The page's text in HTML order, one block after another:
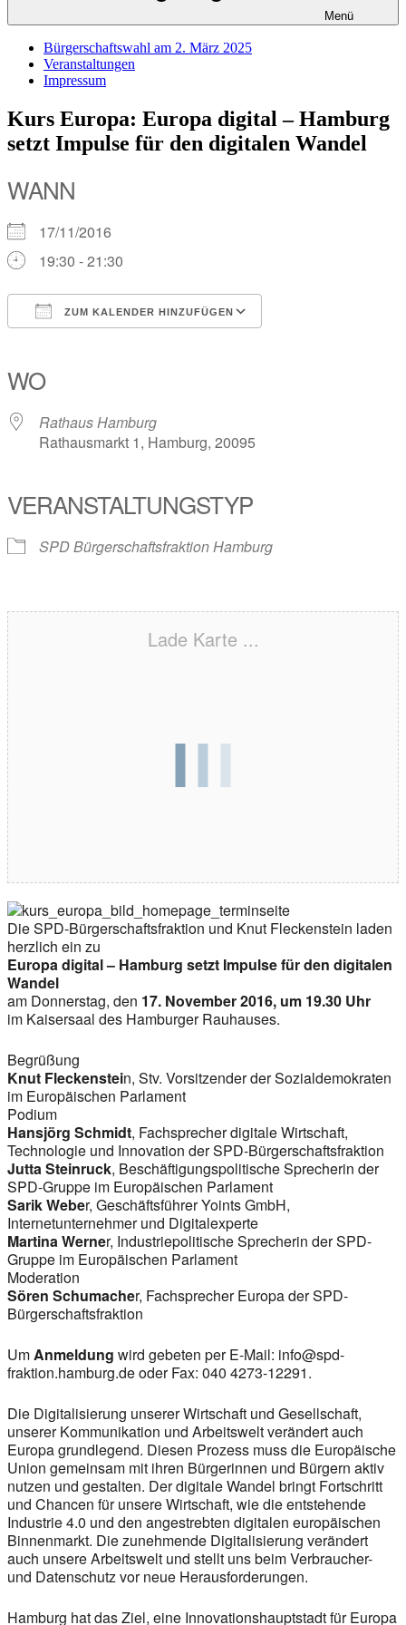
Menü
Bürgerschaftswahl am 2. März 2025
Veranstaltungen
Impressum
Kurs Europa: Europa digital – Hamburg
setzt Impulse für den digitalen Wandel
WANN
17/11/2016
19:30 - 21:30
ZUM KALENDER HINZUFÜGEN
WO
Rathaus Hamburg
Rathausmarkt 1, Hamburg, 20095
VERANSTALTUNGSTYP
SPD Bürgerschaftsfraktion Hamburg
Lade Karte ...
Die SPD-Bürgerschaftsfraktion und Knut Fleckenstein laden
herzlich ein zu
Europa digital – Hamburg setzt Impulse für den digitalen
Wandel
am Donnerstag, den 17. November 2016, um 19.30 Uhr
im Kaisersaal des Hamburger Rauhauses.
Begrüßung
Knut Fleckenstein, Stv. Vorsitzender der Sozialdemokraten
im Europäischen Parlament
Podium
Hansjörg Schmidt, Fachsprecher digitale Wirtschaft,
Technologie und Innovation der SPD-Bürgerschaftsfraktion
Jutta Steinruck, Beschäftigungspolitische Sprecherin der
SPD-Gruppe im Europäischen Parlament
Sarik Weber, Geschäftsführer Yoints GmbH,
Internetunternehmer und Digitalexperte
Martina Werner, Industriepolitische Sprecherin der SPD-
Gruppe im Europäischen Parlament
Moderation
Sören Schumacher, Fachsprecher Europa der SPD-
Bürgerschaftsfraktion
UmAnmeldung wird gebeten per E-Mail: info@spd-
fraktion.hamburg.de oder Fax: 040 4273-12291.
Die Digitalisierung unserer Wirtschaft und Gesellschaft,
unserer Kommunikation und Arbeitswelt verändert auch
Europa grundlegend. Diesen Prozess muss die Europäische
Union gemeinsam mit ihren Bürgerinnen und Bürgern aktiv
nutzen und gestalten. Der digitale Wandel bringt Fortschritt
und Chancen für unsere Wirtschaft, wie die entstehende
Industrie 4.0 und den angestrebten digitalen europäischen
Binnenmarkt. Die zunehmende Digitalisierung verändert
auch unsere Arbeitswelt und stellt uns beim Verbraucher-
und Datenschutz vor neue Herausforderungen.
Hamburg hat das Ziel, eine Innovationshauptstadt für Europa